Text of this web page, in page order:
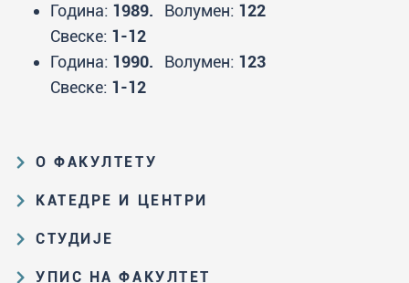
О ФАКУЛТЕТУ
Образовна и научна делатност
структура
Закон о високом образовању и
КАТЕДРЕ И ЦЕНТРИ
Катедра за аналитичку хемију
СТУДИЈЕ
Пут студирања на ХФ
УПИС НА ФАКУЛТЕТ
Година: 1989. Волумен: 122
Свеске: 1-12
Година: 1990. Волумен: 123
Свеске: 1-12